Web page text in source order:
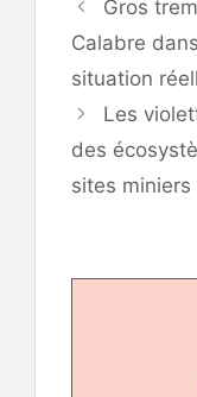
Gros
Calabre
situation
Les
des
sites